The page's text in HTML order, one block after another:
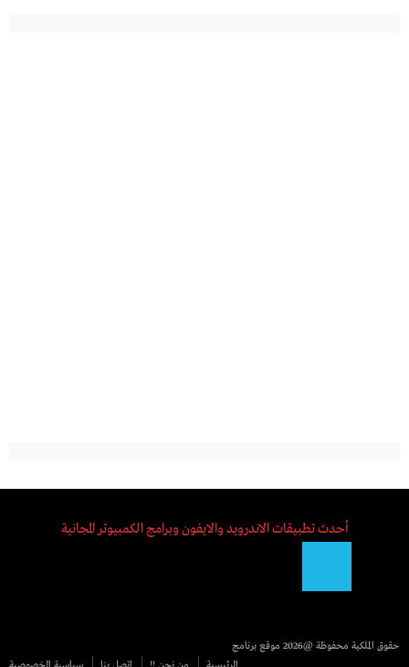
أحدث تطبيقات الاندرويد والايفون وبرامج الكمبيوتر المجانية
حقوق الملكية محفوظة @2026
موقع برنامج